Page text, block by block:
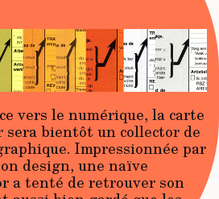
vers le numérique, la carte
sera bientôt un collector de
Impressionnée par
design, une naïve
a tenté de retrouver son